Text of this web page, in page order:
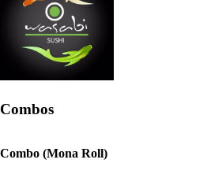
Combos
Combo (Mona Roll)